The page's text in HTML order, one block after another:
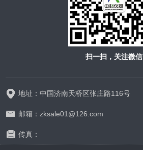
扫一扫，关注微信
地址：中国济南天桥区张庄路116号
邮箱：zksale01@126.com
传真：